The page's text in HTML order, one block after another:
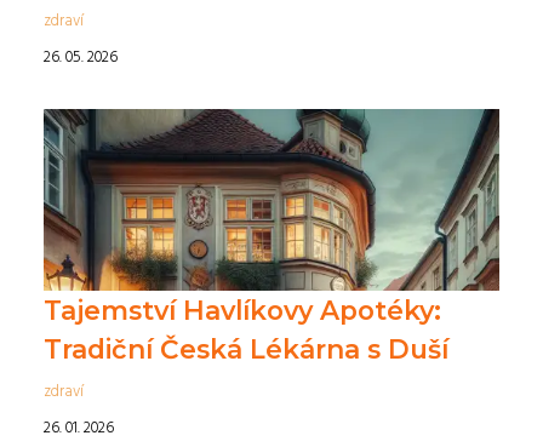
zdraví
26. 05. 2026
Tajemství Havlíkovy Apotéky:
Tradiční Česká Lékárna s Duší
zdraví
26. 01. 2026